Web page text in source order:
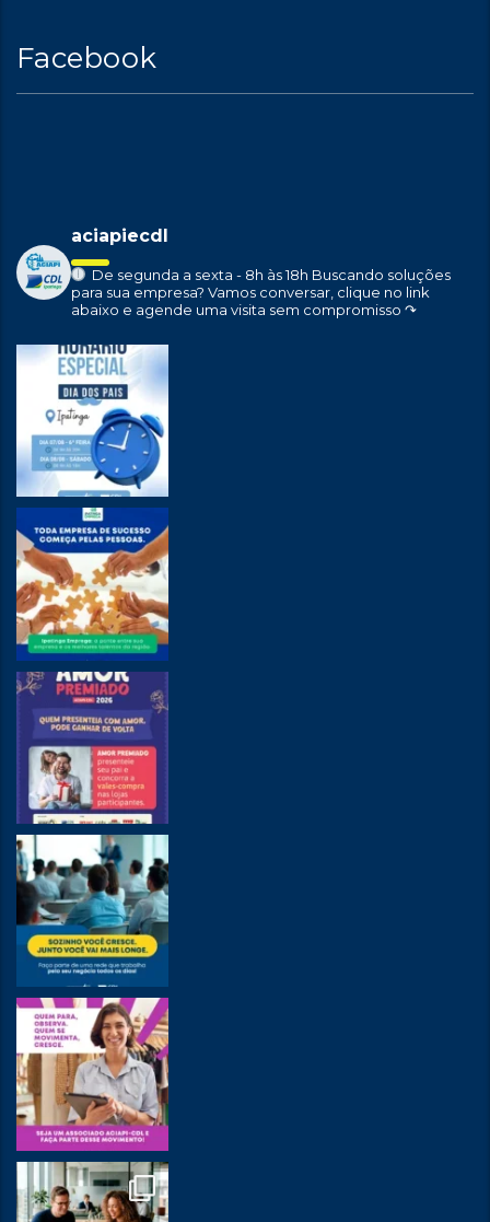
Facebook
aciapiecdl
De segunda a sexta - 8h às 18h Buscando soluções
para sua empresa? Vamos conversar, clique no link
abaixo e agende uma visita sem compromisso ↷